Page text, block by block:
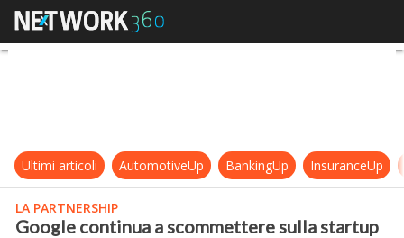
Google continua a scommettere
Ultimi articoli AutomotiveUp BankingUp InsuranceUp
LA PARTNERSHIP
Google continua a scommettere sulla startup